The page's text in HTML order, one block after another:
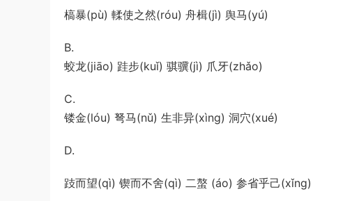
槁暴(pù) 輮使之然(róu) 舟楫(jì) 舆马(yú)
B.
蛟龙(jiāo) 跬步(kuǐ) 骐骥(jì) 爪牙(zhǎo)
C.
镂金(lóu) 弩马(nǔ) 生非异(xìng) 洞穴(xué)
D.
跂而望(qì) 锲而不舍(qì) 二螯 (áo) 参省乎己(xǐng)